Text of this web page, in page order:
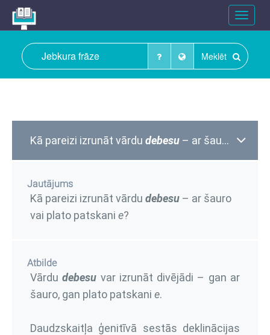
Toggle
Meklēt
Kā pareizi izrunāt vārdu debesu – ar šauro vai plato patskani
Jautājums
Kā pareizi izrunāt vārdu debesu – ar šauro
vai plato patskani e?
Atbilde
Vārdudebesu var izrunāt divējādi – gan ar
šauro, gan plato patskani e.
Daudzskaitļa ģenitīvā sestās deklinācijas